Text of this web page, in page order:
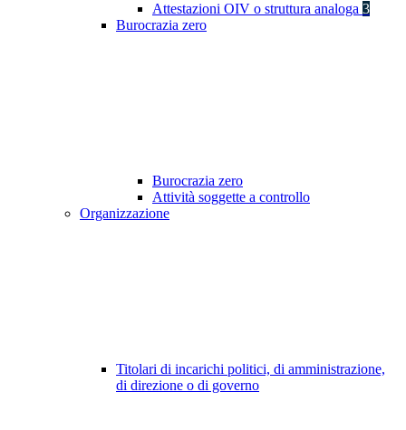
Attestazioni OIV o struttura analoga 3
Burocrazia zero
Burocrazia zero
Attività soggette a controllo
Organizzazione
Titolari di incarichi politici, di amministrazione,
di direzione o di governo